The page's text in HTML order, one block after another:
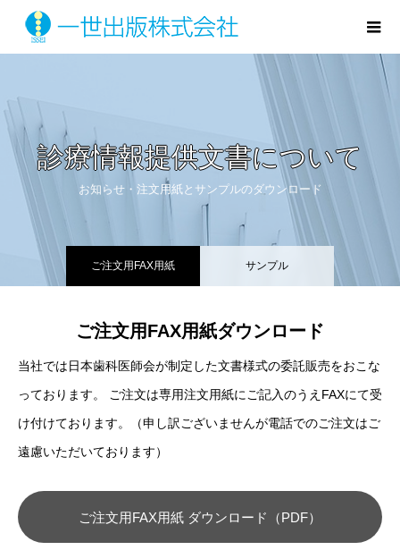
診療情報提供文書について
お知らせ・注文用紙とサンプルのダウンロード
ご注文用FAX用紙 サンプル
ご注文用FAX用紙ダウンロード
当社では日本歯科医師会が制定した文書様式の委託販売をおこな
っております。 ご注文は専用注文用紙にご記入のうえFAXにて受
け付けております。（申し訳ございませんが電話でのご注文はご
遠慮いただいております）
ご注文用FAX用紙 ダウンロード（PDF）